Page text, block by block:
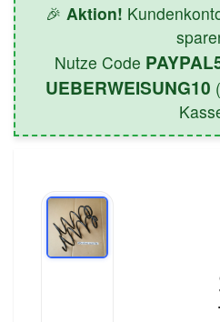
🎉 Aktion!
Nutze Code
UEBERWEISUNG10